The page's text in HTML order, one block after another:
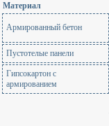
Материал
Армированный бетон
Пустотелые панели
Гипсокартон с
армированием